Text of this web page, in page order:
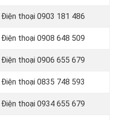
Điện thoại 0903 181 486
Điện thoại 0908 648 509
Điện thoại 0906 655 679
Điện thoại 0835 748 593
Điện thoại 0934 655 679